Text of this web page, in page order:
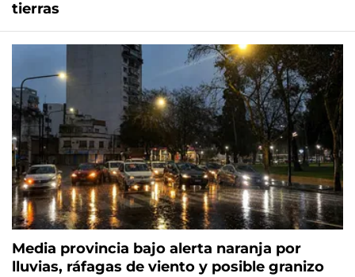
tierras
Media provincia bajo alerta naranja por
lluvias, ráfagas de viento y posible granizo